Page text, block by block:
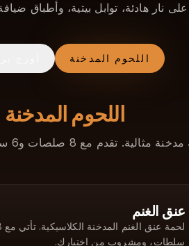
نار هادئة، توابل بيتية، وأطباق
اللحوم المدخنة
اللحوم المدخنة
مع 8 صلصات و6 سلطات ومشروب من اختيارك.
عنق الغنم
سلطات، ومشروب من اختيارك.